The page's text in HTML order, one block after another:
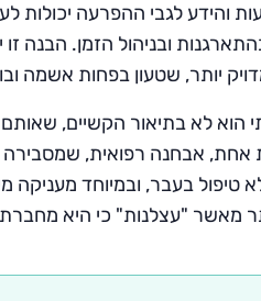
והידע לגבי ההפרעה יכולות
ובניהול הזמן. הבנה
יותר, שטעון בפחות אשמה
הוא לא בתיאור הקשיים,
אבחנה רפואית, שמסבירה
טיפול בעבר, ובמיוחד מעניקה
מאשר "עצלנות" כי היא